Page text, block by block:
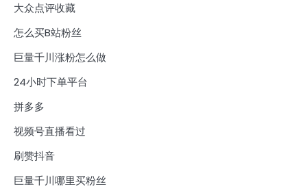
大众点评收藏
怎么买B站粉丝
巨量千川涨粉怎么做
24小时下单平台
拼多多
视频号直播看过
刷赞抖音
巨量千川哪里买粉丝